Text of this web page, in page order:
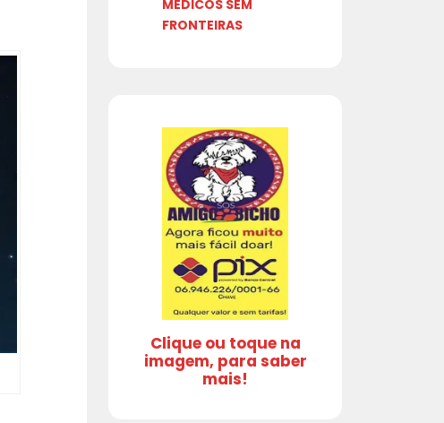
MÉDICOS SEM
FRONTEIRAS
Clique ou toque na
imagem, para saber
mais!